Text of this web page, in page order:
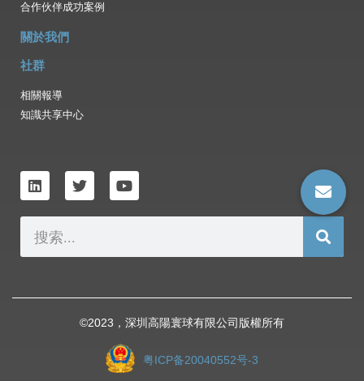
合作伙伴成功案例
關於我們
社群
相關報導
知識共享中心
©️2023，深圳高陽寰球有限公司版權所有
粤ICP备20040552号-3